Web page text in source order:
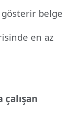
gösterir belge
en az